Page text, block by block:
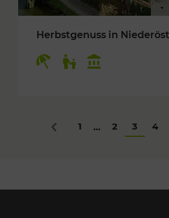
Herbstgenuss in
Zurück
1 ... 2 3 4